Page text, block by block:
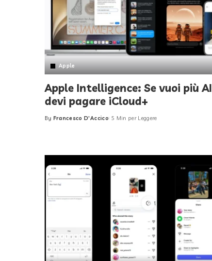
Apple
Apple Intelligence: Se vuoi più AI
devi pagare iCloud+
Posted
By Francesco D'Accico 5 Min per Leggere